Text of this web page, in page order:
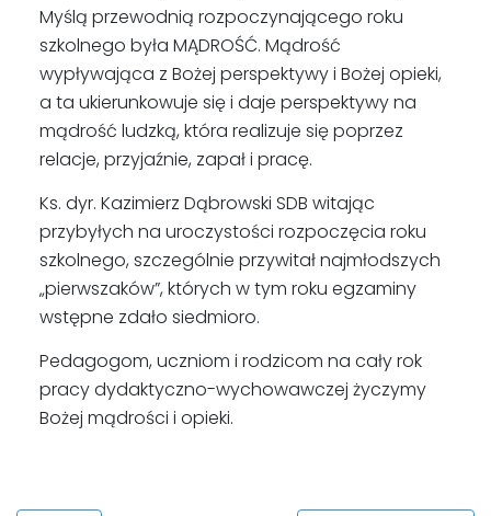
Myślą przewodnią rozpoczynającego roku
szkolnego była MĄDROŚĆ. Mądrość
wypływająca z Bożej perspektywy i Bożej opieki,
a ta ukierunkowuje się i daje perspektywy na
mądrość ludzką, która realizuje się poprzez
relacje, przyjaźnie, zapał i pracę.
Ks. dyr. Kazimierz Dąbrowski SDB witając
przybyłych na uroczystości rozpoczęcia roku
szkolnego, szczególnie przywitał najmłodszych
„pierwszaków”, których w tym roku egzaminy
wstępne zdało siedmioro.
Pedagogom, uczniom i rodzicom na cały rok
pracy dydaktyczno-wychowawczej życzymy
Bożej mądrości i opieki.